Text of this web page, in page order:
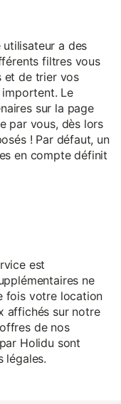
utilisateur a des
filtres vous
et de trier vos
Le
sur la page
par vous, dès lors
! Par défaut, un
en compte définit
est
ne
fois votre location
affichés sur notre
de nos
Holidu sont
légales.